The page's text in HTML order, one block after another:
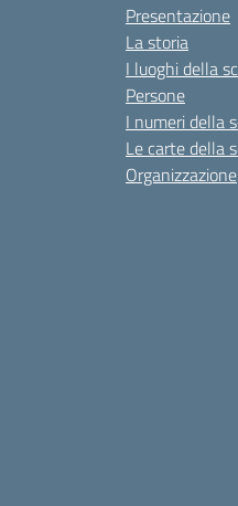
Presentazione
La storia
I luoghi della
Persone
I numeri della
Le carte della
Organizzazione